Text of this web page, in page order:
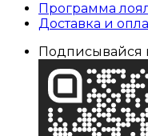
Программа
Доставка и
Подписывайся